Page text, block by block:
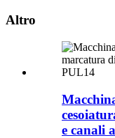
Altro
e canali